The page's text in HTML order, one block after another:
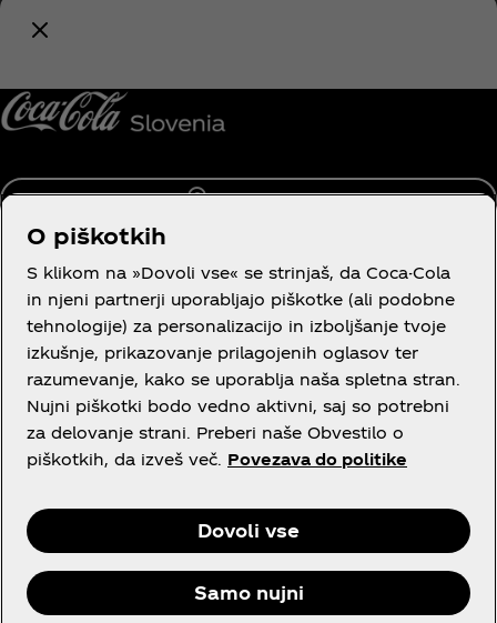
zadeva Coca‑Cola!
Slovenija
Več o nas
Neobvezna pravna vsebina
O piškotkih
S klikom na »Dovoli vse« se strinjaš, da Coca-Cola
in njeni partnerji uporabljajo piškotke (ali podobne
tehnologije) za personalizacijo in izboljšanje tvoje
izkušnje, prikazovanje prilagojenih oglasov ter
razumevanje, kako se uporablja naša spletna stran.
Nujni piškotki bodo vedno aktivni, saj so potrebni
za delovanje strani. Preberi naše Obvestilo o
piškotkih, da izveš več. Povezava do politike
Dovoli vse
Samo nujni